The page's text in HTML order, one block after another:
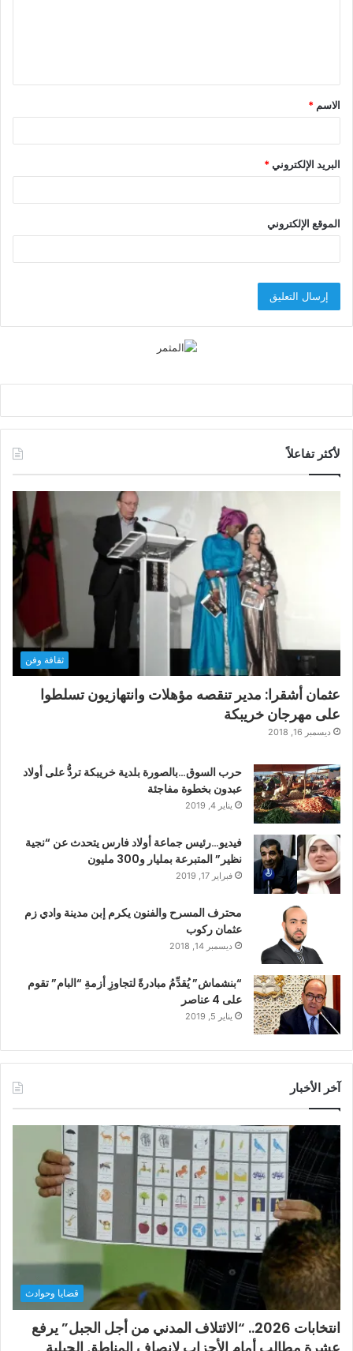
ق
*
الاسم *
البريد الإلكتروني*
الموقع الإلكتروني
لأكثر تفاعلاً
ثقافة وفن
عثمان أشقرا: مدير تنقصه مؤهلات وانتهازيون تسلطوا
على مهرجان خريبكة
ديسمبر 16, 2018
حرب السوق…بالصورة بلدية خريبكة تردُّ على أولاد
عبدون بخطوة مفاجئة
يناير 4, 2019
فيديو…رئيس جماعة أولاد فارس يتحدث عن “نجية
نظير” المتبرعة بمليار و300 مليون
فبراير 17, 2019
محترف المسرح والفنون يكرم إبن مدينة وادي زم
عثمان ركوب
ديسمبر 14, 2018
“بنشماش” يُقدِّمُ مبادرةً لتجاوزِ أزمةِ “البام” تقوم
على 4 عناصر
يناير 5, 2019
آخر الأخبار
قضايا وحوادث
انتخابات 2026.. “الائتلاف المدني من أجل الجبل” يرفع